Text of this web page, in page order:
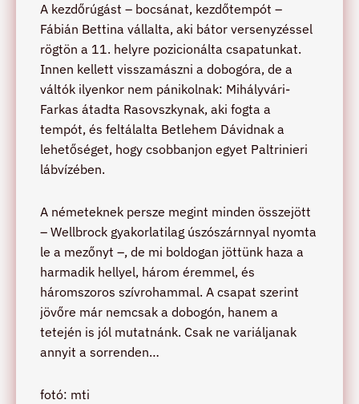
A kezdőrúgást – bocsánat, kezdőtempót –
Fábián Bettina vállalta, aki bátor versenyzéssel
rögtön a 11. helyre pozicionálta csapatunkat.
Innen kellett visszamászni a dobogóra, de a
váltók ilyenkor nem pánikolnak: Mihályvári-
Farkas átadta Rasovszkynak, aki fogta a
tempót, és feltálalta Betlehem Dávidnak a
lehetőséget, hogy csobbanjon egyet Paltrinieri
lábvízében.
A németeknek persze megint minden összejött
– Wellbrock gyakorlatilag úszószárnnyal nyomta
le a mezőnyt –, de mi boldogan jöttünk haza a
harmadik hellyel, három éremmel, és
háromszoros szívrohammal. A csapat szerint
jövőre már nemcsak a dobogón, hanem a
tetején is jól mutatnánk. Csak ne variáljanak
annyit a sorrenden…
fotó: mti